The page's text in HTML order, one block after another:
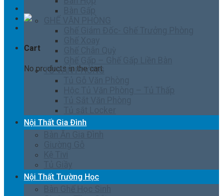
Cart
No products in the cart.
TỦ VĂN PHÒNG
Nội Thất Gia Đình
Nội Thất Trường Học